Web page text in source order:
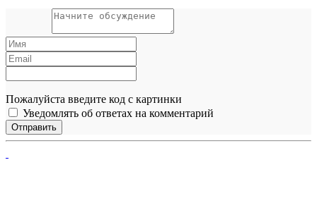
Пожалуйста введите код с картинки
Уведомлять об ответах на комментарий